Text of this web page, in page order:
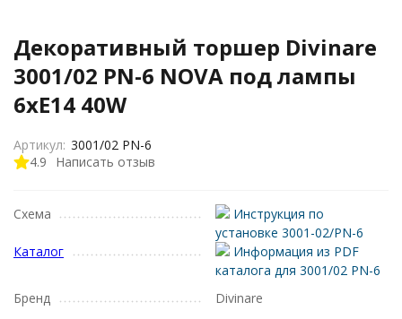
Декоративный торшер Divinare
3001/02 PN-6 NOVA под лампы
6xE14 40W
4.9 Написать отзыв
Артикул: 3001/02 PN-6
Схема
Инструкция по
установке 3001-02/PN-6
Каталог
Информация из PDF
каталога для 3001/02 PN-6
Бренд
Divinare